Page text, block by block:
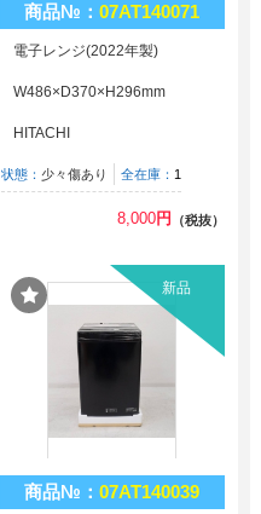
商品№： 07AT140071
電子レンジ(2022年製)
W486×D370×H296mm
HITACHI
状態： 少々傷あり 全在庫： 1
8,000円 （税抜）
商品№： 07AT140039
新品